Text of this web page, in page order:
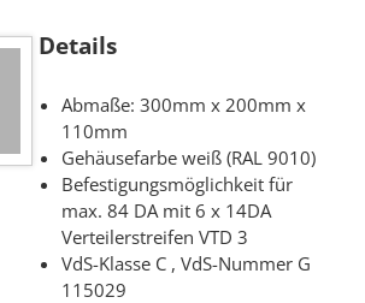
Details
Abmaße: 300mm x 200mm x
110mm
Gehäusefarbe weiß (RAL 9010)
Befestigungsmöglichkeit für
max. 84 DA mit 6 x 14DA
Verteilerstreifen VTD 3
VdS-Klasse C , VdS-Nummer G
115029